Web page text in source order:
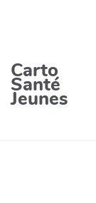
Carto
Santé
Jeunes